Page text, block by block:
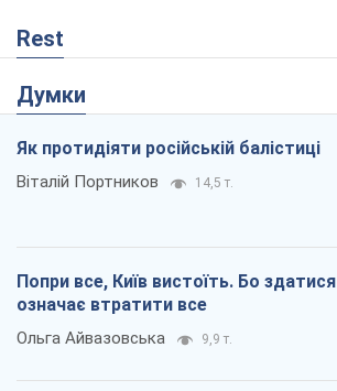
Rest
Думки
Як протидіяти російській балістиці
Віталій Портников 14,5 т.
Попри все, Київ вистоїть. Бо здатися
означає втратити все
Ольга Айвазовська 9,9 т.